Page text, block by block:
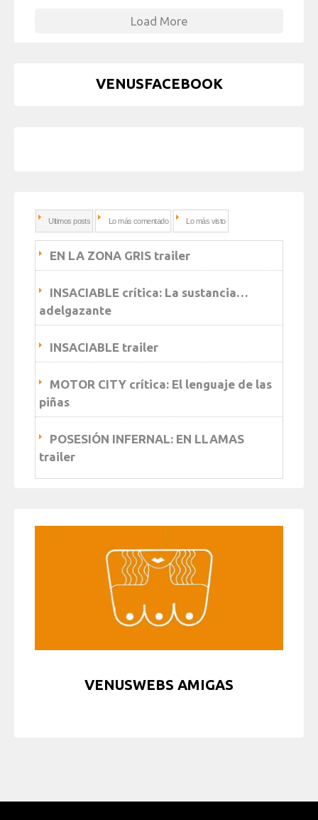
Load More
VENUSFACEBOOK
Ultimos posts Lo más comentado Lo más visto
EN LA ZONA GRIS trailer
INSACIABLE crítica: La sustancia…
adelgazante
INSACIABLE trailer
MOTOR CITY crítica: El lenguaje de las
piñas
POSESIÓN INFERNAL: EN LLAMAS
trailer
VENUSWEBS AMIGAS